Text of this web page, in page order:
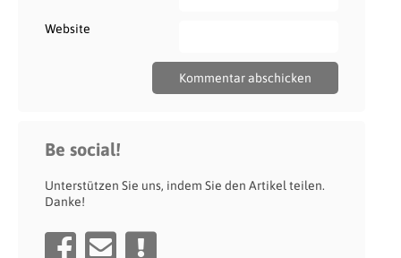
Website
Be social!
Unterstützen Sie uns, indem Sie den Artikel teilen.
Danke!